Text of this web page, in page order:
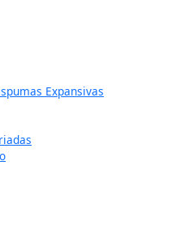
Expansivas